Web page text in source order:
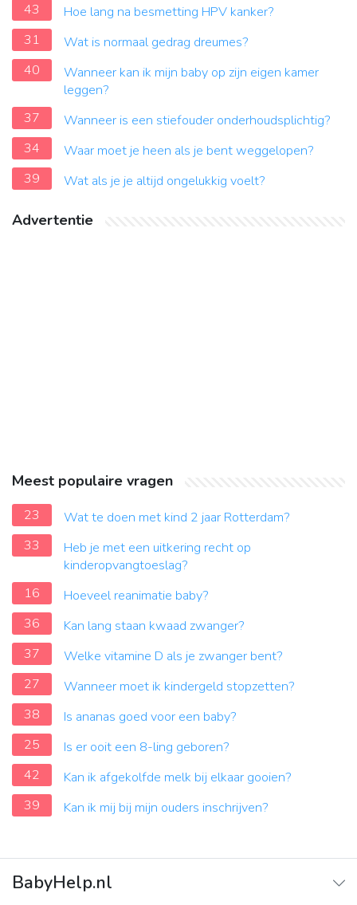
43
Hoe lang na besmetting HPV kanker?
31
Wat is normaal gedrag dreumes?
40
Wanneer kan ik mijn baby op zijn eigen kamer
leggen?
37
Wanneer is een stiefouder onderhoudsplichtig?
34
Waar moet je heen als je bent weggelopen?
39
Wat als je je altijd ongelukkig voelt?
Advertentie
Meest populaire vragen
23
Wat te doen met kind 2 jaar Rotterdam?
33
Heb je met een uitkering recht op
kinderopvangtoeslag?
16
Hoeveel reanimatie baby?
36
Kan lang staan kwaad zwanger?
37
Welke vitamine D als je zwanger bent?
27
Wanneer moet ik kindergeld stopzetten?
38
Is ananas goed voor een baby?
25
Is er ooit een 8-ling geboren?
42
Kan ik afgekolfde melk bij elkaar gooien?
39
Kan ik mij bij mijn ouders inschrijven?
BabyHelp.nl